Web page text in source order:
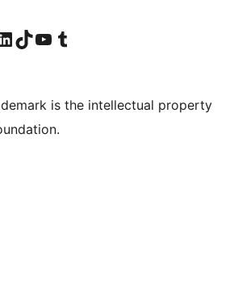
kontu
mūsu LinkedIn kontu
Apmeklējiet mūsu TikTok kontu
Apmeklējiet mūsu YouTube kanālu
Apmeklējiet mūsu Tumblr kontu
is the intellectual property